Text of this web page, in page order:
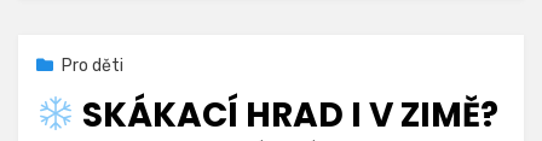
bezpečně
Zveřejněno
10. 11. 2025
Pro děti
SKÁKACÍ HRAD I V ZIMĚ?